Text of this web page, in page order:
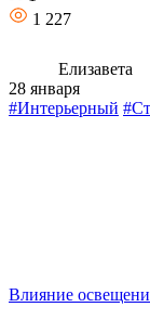
1 227
Елизавета
28 января
#Интерьерный
Влияние